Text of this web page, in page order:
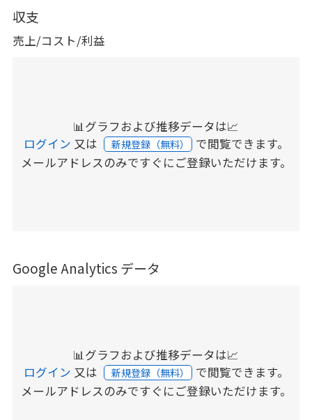
収支
売上/コスト/利益
📊グラフおよび推移データは📈
ログイン 又は 新規登録（無料） で閲覧できます。
メールアドレスのみですぐにご登録いただけます。
Google Analytics データ
📊グラフおよび推移データは📈
ログイン 又は 新規登録（無料） で閲覧できます。
メールアドレスのみですぐにご登録いただけます。